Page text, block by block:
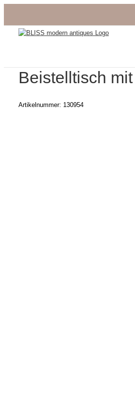
springen
Beistelltisch
Artikelnummer: 130954